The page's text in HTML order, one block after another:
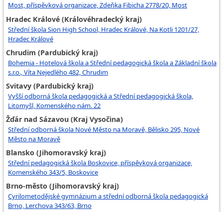
Most, příspěvková organizace, Zdeňka Fibicha 2778/20, Most
Hradec Králové (Královéhradecký kraj)
Střední škola Sion High School, Hradec Králové, Na Kotli 1201/27,
Hradec Králové
Chrudim (Pardubický kraj)
Bohemia - Hotelová škola a Střední pedagogická škola a Základní škola
s.r.o., Víta Nejedlého 482, Chrudim
Svitavy (Pardubický kraj)
Vyšší odborná škola pedagogická a Střední pedagogická škola,
Litomyšl, Komenského nám. 22
Žďár nad Sázavou (Kraj Vysočina)
Střední odborná škola Nové Město na Moravě, Bělisko 295, Nové
Město na Moravě
Blansko (Jihomoravský kraj)
Střední pedagogická škola Boskovice, příspěvková organizace,
Komenského 343/5, Boskovice
Brno-město (Jihomoravský kraj)
Cyrilometodějské gymnázium a střední odborná škola pedagogická
Brno, Lerchova 343/63, Brno